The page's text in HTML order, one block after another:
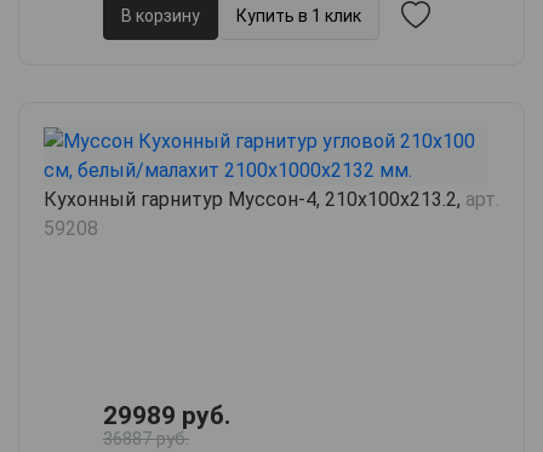
В корзину Купить в 1 клик
Кухонный гарнитур Муссон-4, 210х100х213.2, арт.
59208
29989 руб.
36887 руб.